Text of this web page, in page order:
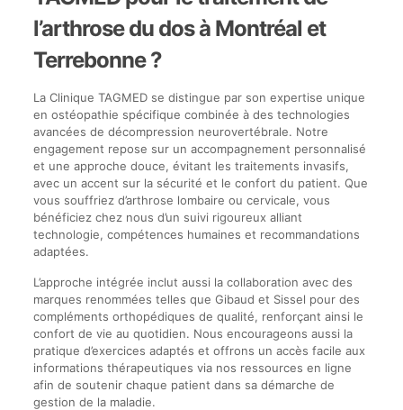
l’arthrose du dos à Montréal et
Terrebonne ?
La Clinique TAGMED se distingue par son expertise unique
en ostéopathie spécifique combinée à des technologies
avancées de décompression neurovertébrale. Notre
engagement repose sur un accompagnement personnalisé
et une approche douce, évitant les traitements invasifs,
avec un accent sur la sécurité et le confort du patient. Que
vous souffriez d’arthrose lombaire ou cervicale, vous
bénéficiez chez nous d’un suivi rigoureux alliant
technologie, compétences humaines et recommandations
adaptées.
L’approche intégrée inclut aussi la collaboration avec des
marques renommées telles que Gibaud et Sissel pour des
compléments orthopédiques de qualité, renforçant ainsi le
confort de vie au quotidien. Nous encourageons aussi la
pratique d’exercices adaptés et offrons un accès facile aux
informations thérapeutiques via nos ressources en ligne
afin de soutenir chaque patient dans sa démarche de
gestion de la maladie.